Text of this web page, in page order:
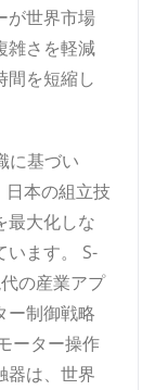
が世界市場
雑さを軽減
間を短縮し
に基づい
本の組立技
最大化しな
います。 S-
の産業アプ
ー制御戦略
ーター操作
器は、世界